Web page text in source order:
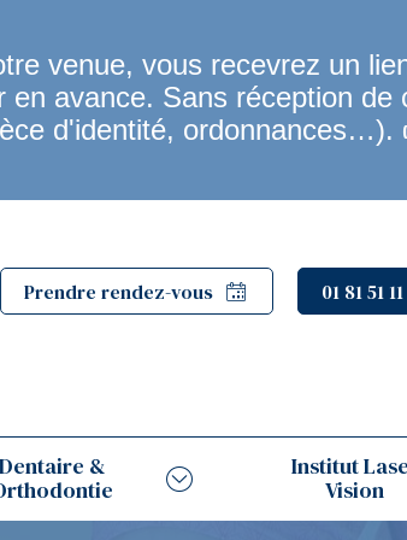
venue, vous recevrez un
avance. Sans réception
d'identité, ordonnances…).
Prendre rendez-vous 01 81 51
Dentaire &
Institut
Vision